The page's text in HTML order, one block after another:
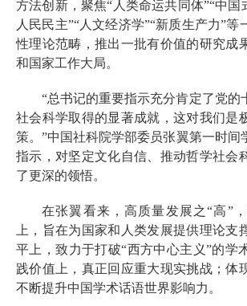
方法创新，聚焦“人类命运共同体”“中国
人民民主”“人文经济学”“新质生产力”等
性理论范畴，推出一批有价值的研究成
和国家工作大局。
“总书记的重要指示充分肯定了党的
社会科学取得的显著成就，这对我们是
策。”中国社科院学部委员张翼第一时间
指示，对坚定文化自信、推动哲学社会
了更深的领悟。
在张翼看来，高质量发展之“高”
上，旨在为国家和人类发展提供理论支
平上，致力于打破“西方中心主义”的学
践价值上，真正回应重大现实挑战；体
不断提升中国学术话语世界影响力。